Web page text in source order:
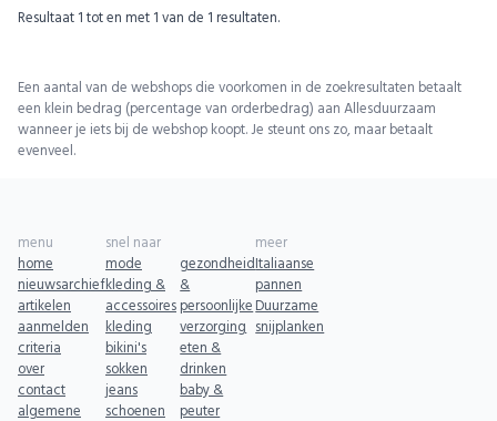
Resultaat 1tot en met 1 van de 1 resultaten.
Een aantal van de webshops die voorkomen in de zoekresultaten betaalt
een klein bedrag (percentage van orderbedrag) aan Allesduurzaam
wanneer je iets bij de webshop koopt. Je steunt ons zo, maar betaalt
evenveel.
menu
home
nieuwsarchief
artikelen
aanmelden
criteria
over
contact
algemene
snel naar
mode
kleding &
accessoires
kleding
bikini's
sokken
jeans
schoenen
gezondheid
&
persoonlijke
verzorging
eten &
drinken
baby &
peuter
meer
Italiaanse
pannen
Duurzame
snijplanken